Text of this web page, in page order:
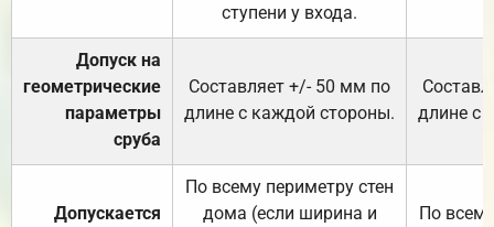
ступени у входа.
Допуск на
геометрические
параметры
сруба
Составляет +/- 50 мм по
длине с каждой стороны.
длине с
Допускается
По всему периметру стен
дома (если ширина и
По